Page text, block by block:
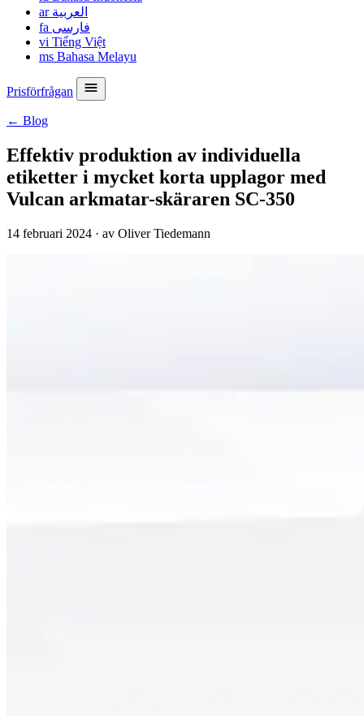
ar العربية
fa فارسی
vi Tiếng Việt
ms Bahasa Melayu
Prisförfrågan
← Blog
Effektiv produktion av individuella
etiketter i mycket korta upplagor med
Vulcan arkmatar-skäraren SC-350
14 februari 2024 · av Oliver Tiedemann